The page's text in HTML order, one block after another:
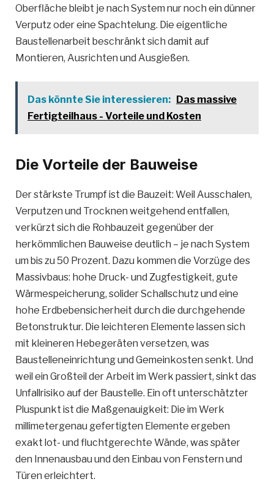
Oberfläche bleibt je nach System nur noch ein dünner
Verputz oder eine Spachtelung. Die eigentliche
Baustellenarbeit beschränkt sich damit auf
Montieren, Ausrichten und Ausgießen.
Das könnte Sie interessieren: Das massive
Fertigteilhaus - Vorteile und Kosten
Die Vorteile der Bauweise
Der stärkste Trumpf ist die Bauzeit: Weil Ausschalen,
Verputzen und Trocknen weitgehend entfallen,
verkürzt sich die Rohbauzeit gegenüber der
herkömmlichen Bauweise deutlich – je nach System
um bis zu 50 Prozent. Dazu kommen die Vorzüge des
Massivbaus: hohe Druck- und Zugfestigkeit, gute
Wärmespeicherung, solider Schallschutz und eine
hohe Erdbebensicherheit durch die durchgehende
Betonstruktur. Die leichteren Elemente lassen sich
mit kleineren Hebegeräten versetzen, was
Baustelleneinrichtung und Gemeinkosten senkt. Und
weil ein Großteil der Arbeit im Werk passiert, sinkt das
Unfallrisiko auf der Baustelle. Ein oft unterschätzter
Pluspunkt ist die Maßgenauigkeit: Die im Werk
millimetergenau gefertigten Elemente ergeben
exakt lot- und fluchtgerechte Wände, was später
den Innenausbau und den Einbau von Fenstern und
Türen erleichtert.